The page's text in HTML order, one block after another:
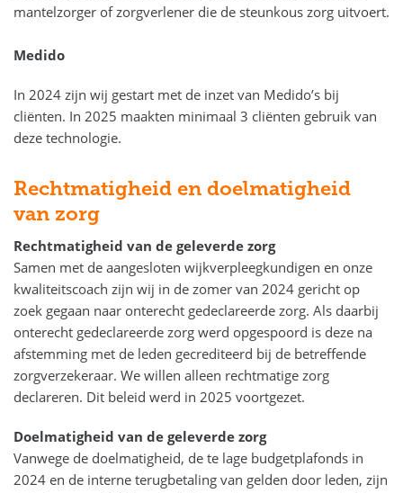
mantelzorger of zorgverlener die de steunkous zorg uitvoert.
Medido
In 2024 zijn wij gestart met de inzet van Medido’s bij
cliënten. In 2025 maakten minimaal 3 cliënten gebruik van
deze technologie.
Rechtmatigheid en doelmatigheid
van zorg
Rechtmatigheid van de geleverde zorg
Samen met de aangesloten wijkverpleegkundigen en onze
kwaliteitscoach zijn wij in de zomer van 2024 gericht op
zoek gegaan naar onterecht gedeclareerde zorg. Als daarbij
onterecht gedeclareerde zorg werd opgespoord is deze na
afstemming met de leden gecrediteerd bij de betreffende
zorgverzekeraar. We willen alleen rechtmatige zorg
declareren. Dit beleid werd in 2025 voortgezet.
Doelmatigheid van de geleverde zorg
Vanwege de doelmatigheid, de te lage budgetplafonds in
2024 en de interne terugbetaling van gelden door leden, zijn